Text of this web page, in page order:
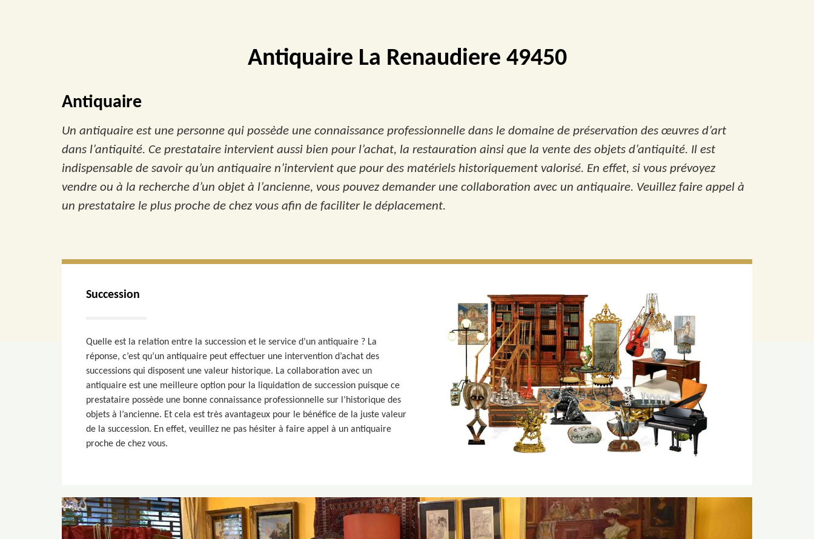
Antiquaire La Renaudiere 49450
Antiquaire
Un antiquaire est une personne qui possède une connaissance professionnelle dans le domaine de préservation des œuvres d’art
dans l’antiquité. Ce prestataire intervient aussi bien pour l’achat, la restauration ainsi que la vente des objets d’antiquité. Il est
indispensable de savoir qu’un antiquaire n’intervient que pour des matériels historiquement valorisé. En effet, si vous prévoyez
vendre ou à la recherche d’un objet à l’ancienne, vous pouvez demander une collaboration avec un antiquaire. Veuillez faire appel à
un prestataire le plus proche de chez vous afin de faciliter le déplacement.
Succession
Quelle est la relation entre la succession et le service d’un antiquaire ? La
réponse, c’est qu’un antiquaire peut effectuer une intervention d’achat des
successions qui disposent une valeur historique. La collaboration avec un
antiquaire est une meilleure option pour la liquidation de succession puisque ce
prestataire possède une bonne connaissance professionnelle sur l’historique des
objets à l’ancienne. Et cela est très avantageux pour le bénéfice de la juste valeur
de la succession. En effet, veuillez ne pas hésiter à faire appel à un antiquaire
proche de chez vous.